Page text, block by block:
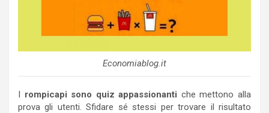
Economiablog.it
I rompicapi sono quiz appassionanti che mettono alla
prova gli utenti. Sfidare sé stessi per trovare il risultato